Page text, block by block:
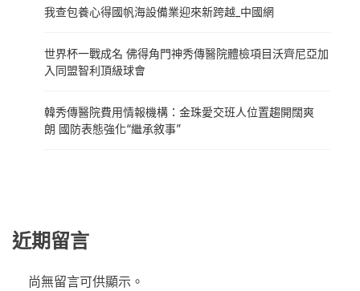
我查包養心得國帆海設備業迎來新跨越_中國網
世界杯一戰成名 佛得角門神秀傳醫院體檢項目沃齊尼亞加
入同盟智利頂級球會
韓秀傳醫院費用情報機構：金珠愛交班人位置趨開闊爽
朗 國防表態強化“繼承敘事”
近期留言
尚無留言可供顯示。